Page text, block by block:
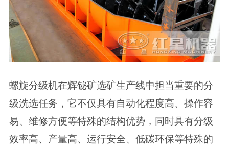
螺旋分级机在辉铋矿选矿生产线中担当重要的分
级洗选任务，它不仅具有自动化程度高、操作容
易、维修方便等特殊的结构优势，同时具有分级
效率高、产量高、运行安全、低碳环保等特殊的